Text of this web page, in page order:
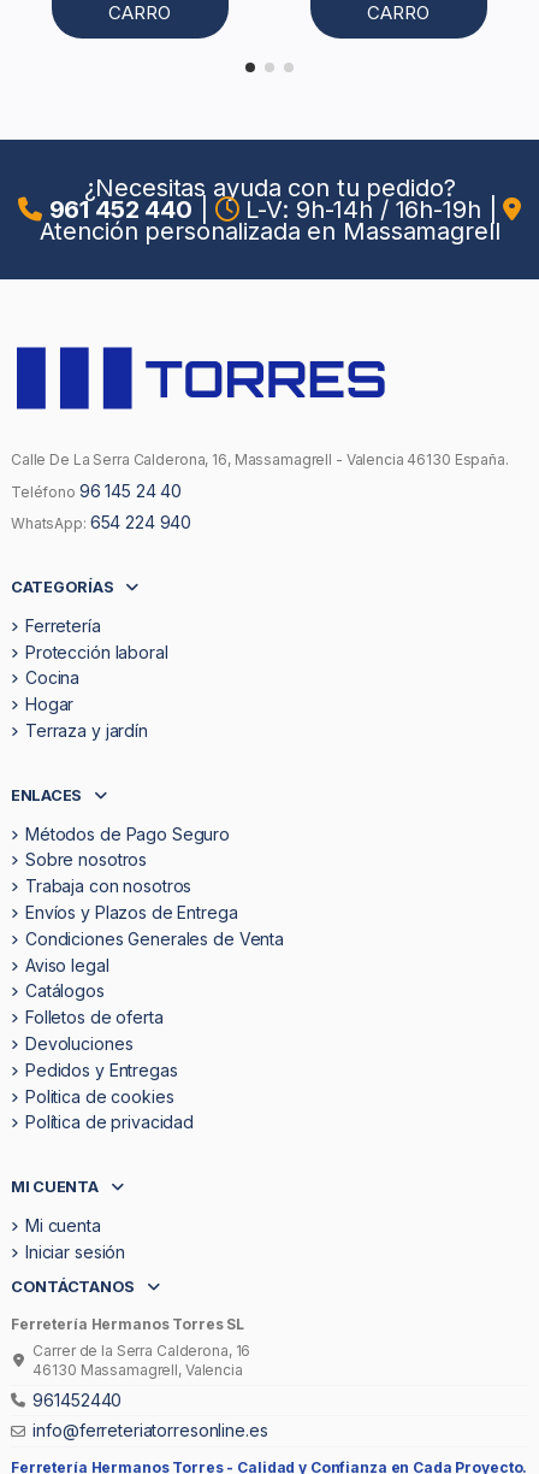
CARRO
CARRO
¿Necesitas ayuda con tu pedido?
961 452 440 L-V: 9h-14h / 16h-19h
Atención personalizada en Massamagrell
Calle De La Serra Calderona, 16, Massamagrell - Valencia 46130 España.
Teléfono 96 145 24 40
WhatsApp: 654 224 940
CATEGORÍAS
Ferretería
Protección laboral
Cocina
Hogar
Terraza y jardín
ENLACES
Métodos de Pago Seguro
Sobre nosotros
Trabaja con nosotros
Envíos y Plazos de Entrega
Condiciones Generales de Venta
Aviso legal
Catálogos
Folletos de oferta
Devoluciones
Pedidos y Entregas
Politica de cookies
Política de privacidad
MI CUENTA
Mi cuenta
Iniciar sesión
CONTÁCTANOS
Ferretería Hermanos Torres SL
Carrer de la Serra Calderona, 16
46130 Massamagrell, Valencia
961452440
info@ferreteriatorresonline.es
Ferretería Hermanos Torres - Calidad y Confianza en Cada Proyecto.